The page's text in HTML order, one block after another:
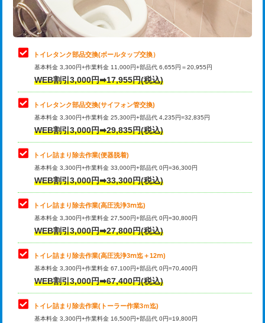
トイレタンク部品交換(ボールタップ交換）
基本料金 3,300円+作業料金 11,000円+部品代 6,655円＝20,955円
WEB割引3,000円➡17,955円(税込)
トイレタンク部品交換(サイフォン管交換)
基本料金 3,300円+作業料金 25,300円+部品代 4,235円=32,835円
WEB割引3,000円➡29,835円(税込)
トイレ詰まり除去作業(便器脱着)
基本料金 3,300円+作業料金 33,000円+部品代 0円=36,300円
WEB割引3,000円➡33,300円(税込)
トイレ詰まり除去作業(高圧洗浄3ⅿ迄)
基本料金 3,300円+作業料金 27,500円+部品代 0円=30,800円
WEB割引3,000円➡27,800円(税込)
トイレ詰まり除去作業(高圧洗浄3ⅿ迄＋12ⅿ)
基本料金 3,300円+作業料金 67,100円+部品代 0円=70,400円
WEB割引3,000円➡67,400円(税込)
トイレ詰まり除去作業(トーラー作業3ｍ迄)
基本料金 3,300円+作業料金 16,500円+部品代 0円=19,800円